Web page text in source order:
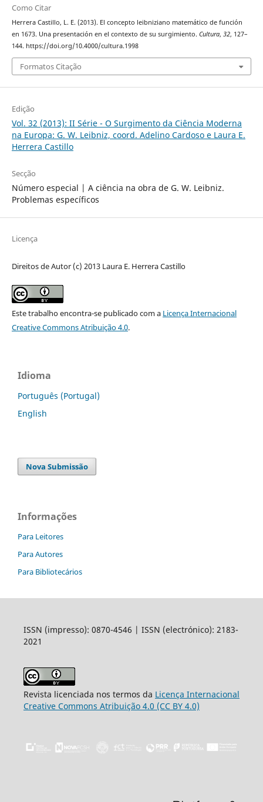
Como Citar
Herrera Castillo, L. E. (2013). El concepto leibniziano matemático de función
en 1673. Una presentación en el contexto de su surgimiento. Cultura, 32, 127–
144. https://doi.org/10.4000/cultura.1998
Formatos Citação
Edição
Vol. 32 (2013): II Série - O Surgimento da Ciência Moderna
na Europa: G. W. Leibniz, coord. Adelino Cardoso e Laura E.
Herrera Castillo
Secção
Número especial | A ciência na obra de G. W. Leibniz.
Problemas específicos
Licença
Direitos de Autor (c) 2013 Laura E. Herrera Castillo
Este trabalho encontra-se publicado com a Licença Internacional
Creative Commons Atribuição 4.0.
Idioma
Português (Portugal)
English
Nova Submissão
Informações
Para Leitores
Para Autores
Para Bibliotecários
ISSN (impresso): 0870-4546 | ISSN (electrónico): 2183-
2021
Revista licenciada nos termos da Licença Internacional
Creative Commons Atribuição 4.0 (CC BY 4.0)